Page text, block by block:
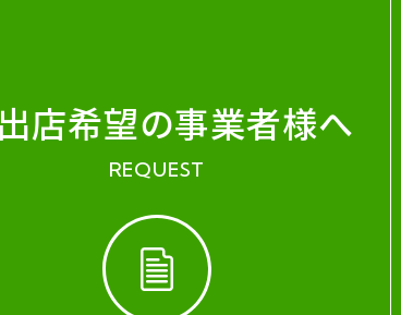
店希望の事業者様へ
REQUEST